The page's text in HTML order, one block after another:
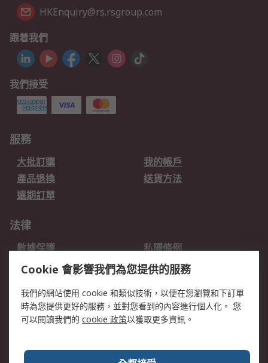
HKEnquiry@rs.rsgroup.com
跟着我們
我們接受
服務
大批訂購
我的帳戶
產品退換
送貨方法
遠期訂單
法律
數據保護
私隱條例
網站條款
郵件安全
關於RS
全球辦事處
加入我們
Cookie 會影響我們為您提供的服務
我們的網站使用 cookie 和類似技術，以便在您瀏覽和下訂單
時為您提供更好的服務，並對您看到的內容進行個人化。 您
可以閱讀我們的 cookie 政策以獲取更多資訊。